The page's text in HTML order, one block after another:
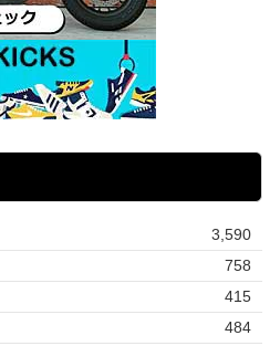
3,590
758
415
484